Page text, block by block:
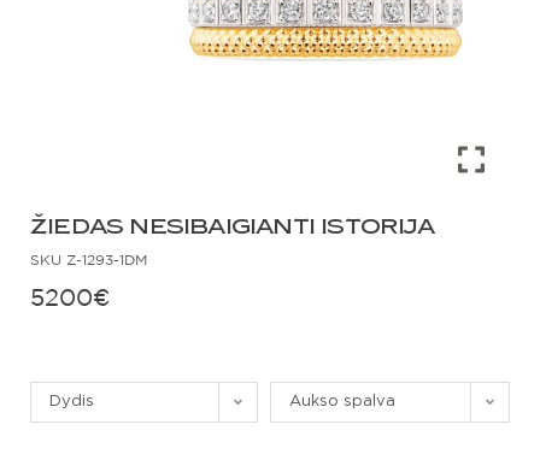
ŽIEDAS NESIBAIGIANTI ISTORIJA
SKU Z-1293-1DM
5200€
Dydis Aukso spalva